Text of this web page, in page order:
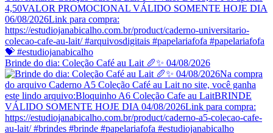
Brinde do dia: Coleção Café au Lait 🥖✨ 04/08/2026